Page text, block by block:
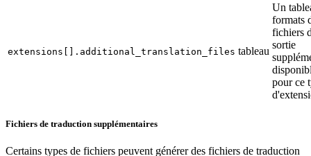
extensions[].additional_translation_files tableau
Un
formats
fichiers
sortie
pour ce
Fichiers de traduction supplémentaires
Certains types de fichiers peuvent générer des fichiers de traduction